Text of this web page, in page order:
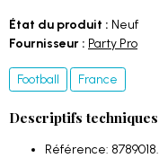
État du produit : Neuf
Fournisseur : Party Pro
Football France
Descriptifs
Référence: 8789018.